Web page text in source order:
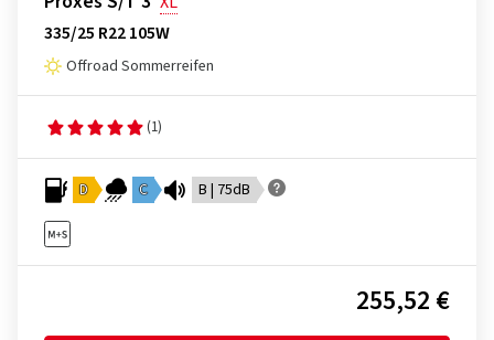
335/25 R22 105W
Offroad Sommerreifen
(1)
D C B | 75dB
255,52 €